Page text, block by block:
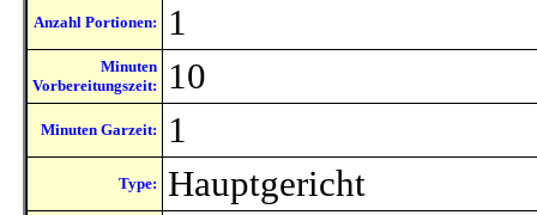
Anzahl Portionen: 1
Minuten
Vorbereitungszeit:
10
Minuten Garzeit: 1
Type: Hauptgericht